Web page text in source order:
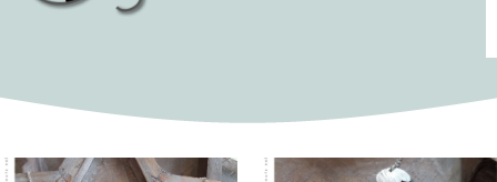
Collections